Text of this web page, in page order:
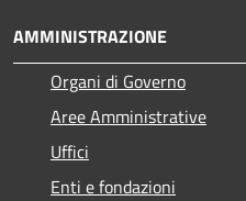
AMMINISTRAZIONE
Organi di Governo
Aree Amministrative
Uffici
Enti e fondazioni